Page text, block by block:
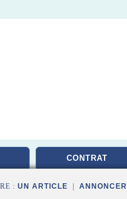
CONTRAT
: UN ARTICLE ANNONCER